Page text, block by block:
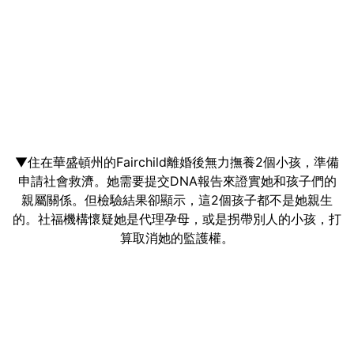
▼住在華盛頓州的Fairchild離婚後無力撫養2個小孩，準備
申請社會救濟。她需要提交DNA報告來證實她和孩子們的
親屬關係。但檢驗結果卻顯示，這2個孩子都不是她親生
的。社福機構懷疑她是代理孕母，或是拐帶別人的小孩，打
算取消她的監護權。